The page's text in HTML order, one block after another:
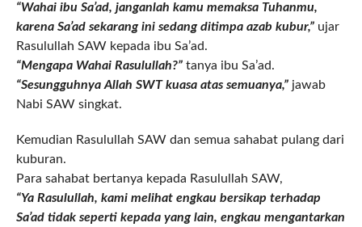
“Wahai ibu Sa’ad, janganlah kamu memaksa Tuhanmu,
karena Sa’ad sekarang ini sedang ditimpa azab kubur,” ujar
Rasulullah SAW kepada ibu Sa’ad.
“Mengapa Wahai Rasulullah?”tanya ibu Sa’ad.
“Sesungguhnya Allah SWT kuasa atas semuanya,”jawab
Nabi SAW singkat.
Kemudian Rasulullah SAW dan semua sahabat pulang dari
kuburan.
Para sahabat bertanya kepada Rasulullah SAW,
“Ya Rasulullah, kami melihat engkau bersikap terhadap
Sa’ad tidak seperti kepada yang lain, engkau mengantarkan